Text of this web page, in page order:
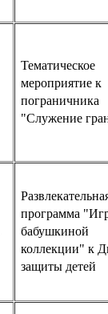
Тематическое
мероприятие
пограничника
"Служение
программа
бабушкиной
коллекции" к
защиты детей